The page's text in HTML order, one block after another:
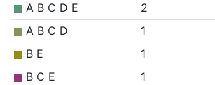
A B C D E
2
A B C D
1
B E
1
B C E
1